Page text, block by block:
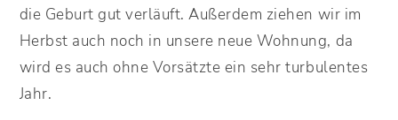
die Geburt gut verläuft. Außerdem ziehen wir im
Herbst auch noch in unsere neue Wohnung, da
wird es auch ohne Vorsätzte ein sehr turbulentes
Jahr.